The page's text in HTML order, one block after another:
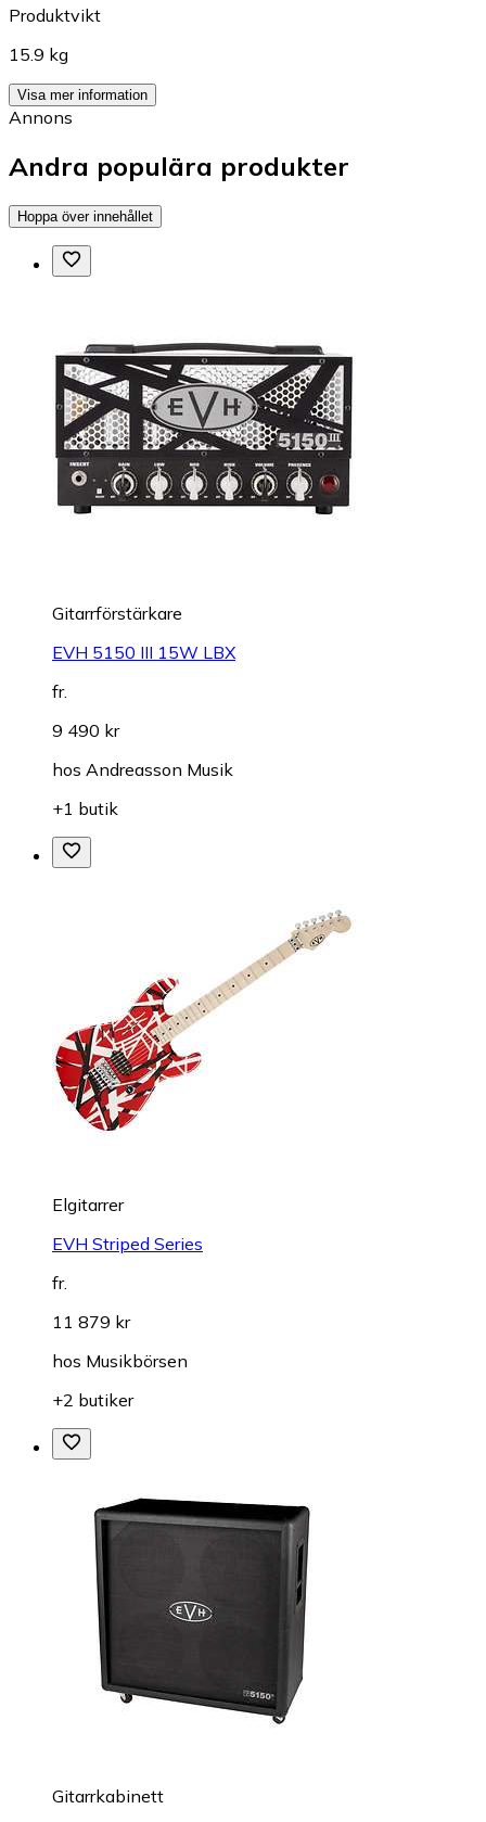
Produktvikt
15.9 kg
Visa mer information
Annons
Andra populära produkter
Hoppa över innehållet
Gitarrförstärkare
EVH 5150 III 15W LBX
fr.
9 490 kr
hos Andreasson Musik
+1 butik
Elgitarrer
EVH Striped Series
fr.
11 879 kr
hos Musikbörsen
+2 butiker
Gitarrkabinett